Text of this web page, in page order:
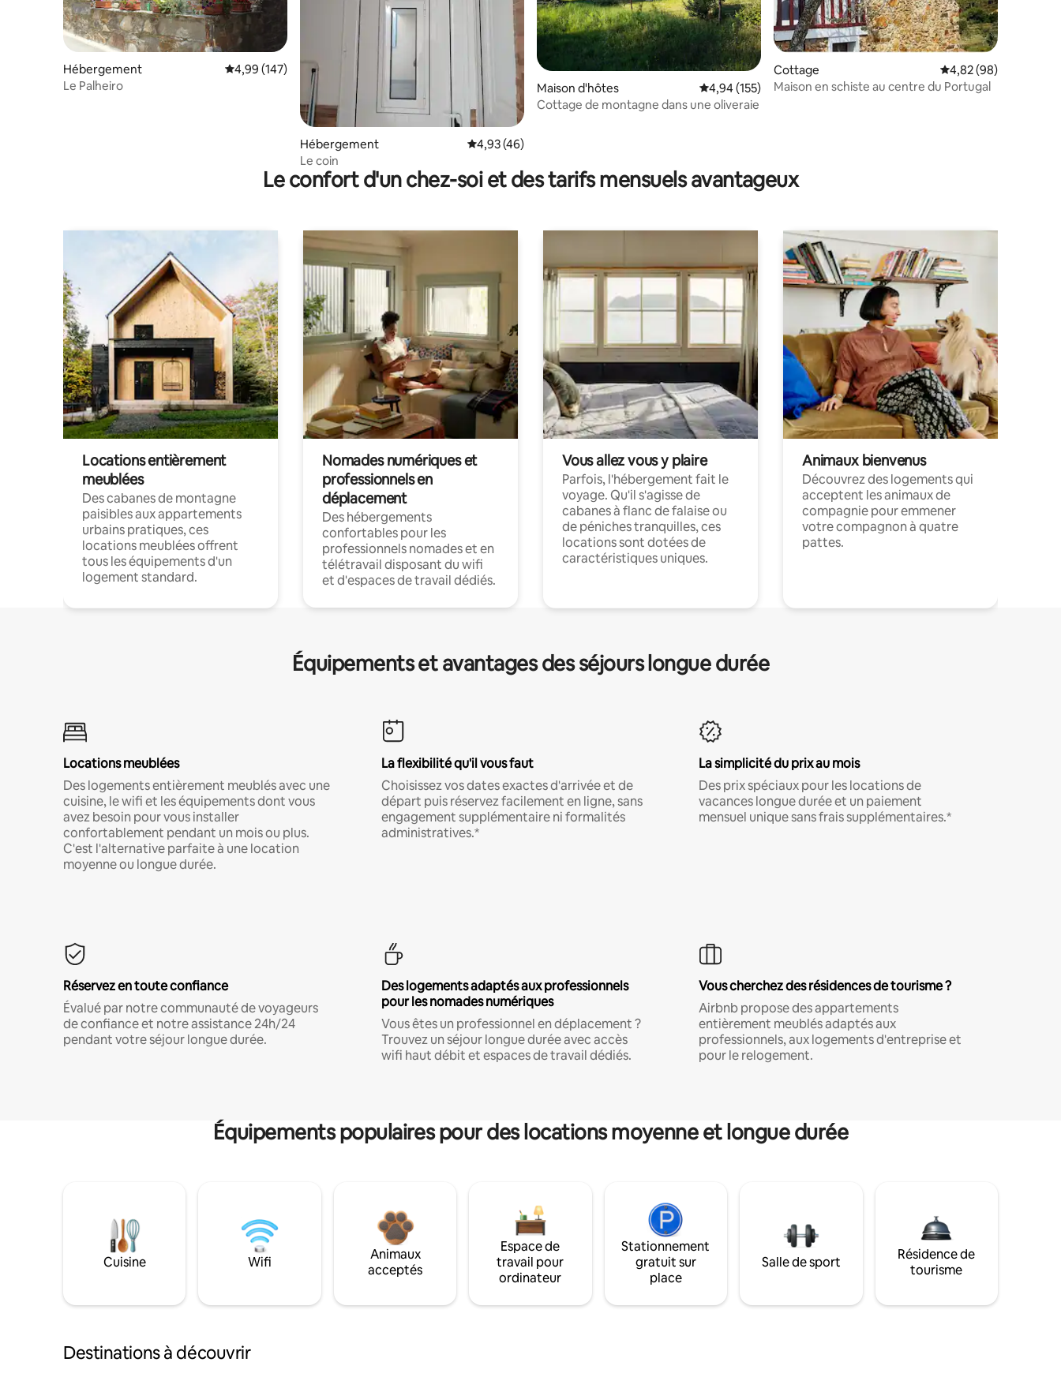
Hébergement Évaluation moyenne sur la base de 147 commentaires : 4,99 sur 5
4,99 (147)
Le Palheiro
Hébergement Évaluation moyenne sur la base de 46 commentaires : 4,93 sur 5
4,93 (46)
Le coin
Maison d'hôtes Évaluation moyenne sur la base de 155 commentaires : 4,94 sur 5
4,94 (155)
Cottage de montagne dans une oliveraie
Cottage Évaluation moyenne
4,82 (98)
Maison en schiste au centre du Portugal
Le confort d'un chez-soi et des tarifs mensuels avantageux
Locations entièrement
meublées
Des cabanes de montagne
paisibles aux appartements
urbains pratiques, ces
locations meublées offrent
tous les équipements d'un
logement standard.
Nomades numériques et
professionnels en
déplacement
Des hébergements
confortables pour les
professionnels nomades et en
télétravail disposant du wifi
et d'espaces de travail dédiés.
Vous allez vous y plaire
Parfois, l'hébergement fait le
voyage. Qu'il s'agisse de
cabanes à flanc de falaise ou
de péniches tranquilles, ces
locations sont dotées de
caractéristiques uniques.
Animaux bienvenus
Découvrez des logements qui
acceptent les animaux de
compagnie pour emmener
votre compagnon à quatre
pattes.
Équipements et avantages des séjours longue durée
Locations meublées
Des logements entièrement meublés avec une
cuisine, le wifi et les équipements dont vous
avez besoin pour vous installer
confortablement pendant un mois ou plus.
C'est l'alternative parfaite à une location
moyenne ou longue durée.
La flexibilité qu'il vous faut
Choisissez vos dates exactes d'arrivée et de
départ puis réservez facilement en ligne, sans
engagement supplémentaire ni formalités
administratives.*
La simplicité du prix au mois
Des prix spéciaux pour les locations de
vacances longue durée et un paiement
mensuel unique sans frais supplémentaires.*
Réservez en toute confiance
Évalué par notre communauté de voyageurs
de confiance et notre assistance 24h/24
pendant votre séjour longue durée.
Des logements adaptés aux professionnels
pour les nomades numériques
Vous êtes un professionnel en déplacement ?
Trouvez un séjour longue durée avec accès
wifi haut débit et espaces de travail dédiés.
Vous cherchez des résidences de tourisme ?
Airbnb propose des appartements
entièrement meublés adaptés aux
professionnels, aux logements d'entreprise et
pour le relogement.
Équipements populaires pour des locations moyenne et longue durée
Cuisine Wifi
Animaux
acceptés
Espace de
travail pour
ordinateur
Stationnement
gratuit sur
place
Salle de sport
Résidence de
tourisme
Destinations à découvrir